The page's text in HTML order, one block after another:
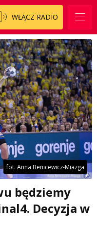
WŁĄCZ RADIO
fot. Anna Benicewicz-Miazga
będziemy
Decyzja w